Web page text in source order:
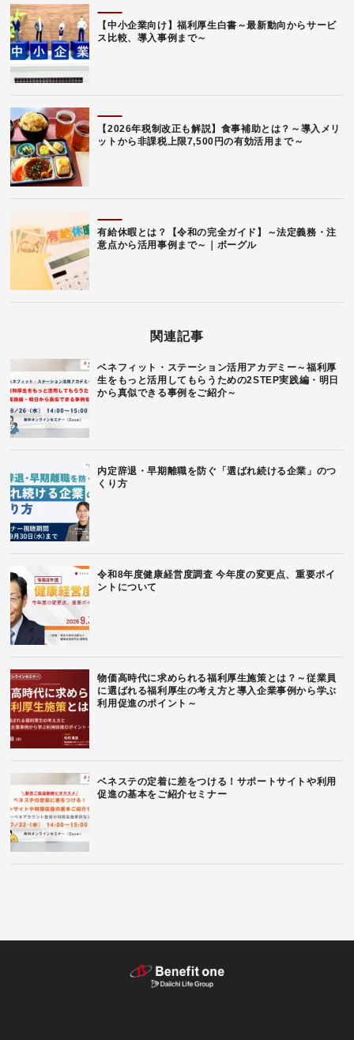
【中小企業向け】福利厚生白書～最新動向からサービ
ス比較、導入事例まで～
【2026年税制改正も解説】食事補助とは？～導入メリ
ットから非課税上限7,500円の有効活用まで～
有給休暇とは？【令和の完全ガイド】～法定義務・注
意点から活用事例まで～｜ボーグル
関連記事
ベネフィット・ステーション活用アカデミー～福利厚
生をもっと活用してもらうための2STEP実践編・明日
から真似できる事例をご紹介～
内定辞退・早期離職を防ぐ「選ばれ続ける企業」のつ
くり方
令和8年度健康経営度調査 今年度の変更点、重要ポイ
ントについて
物価高時代に求められる福利厚生施策とは？～従業員
に選ばれる福利厚生の考え方と導入企業事例から学ぶ
利用促進のポイント～
ベネステの定着に差をつける！サポートサイトや利用
促進の基本をご紹介セミナー